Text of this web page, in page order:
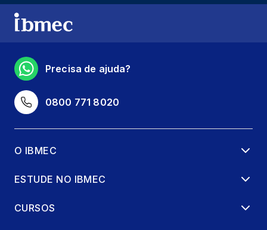
0800 771 8020
Precisa de ajuda?
O IBMEC
ESTUDE NO IBMEC
CURSOS